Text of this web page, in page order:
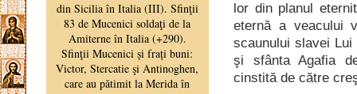
lor din planul
eternă a veacului
scaunului slavei
şi sfânta Agafia
cinstită de către